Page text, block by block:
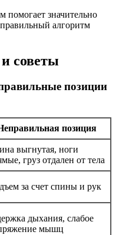
помогает значительно
алгоритм
советы
позиции
позиция
выгнутая, ноги
груз отдален от тела
за счет спины и рук
дыхания, слабое
мышц